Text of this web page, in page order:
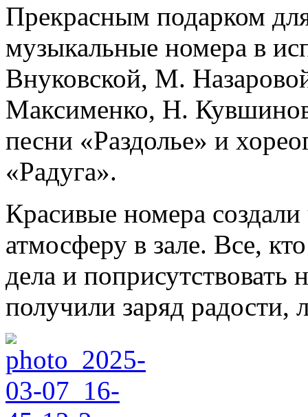
Прекрасным подарком
музыкальные номера в
Внуковской, М.
Максименко, Н.
песни «Раздолье» и
«Радуга».
Красивые номера
атмосферу в зале. Все,
дела и
получили заряд радости,